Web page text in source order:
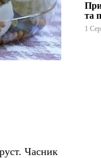
Часник
та
1